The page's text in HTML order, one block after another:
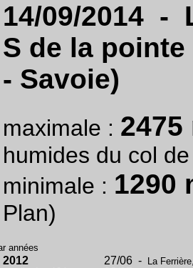
14/09/2014 -
S de la
- Savoie)
maximale : 2475
humides du col
minimale : 1290
Plan)
années
2012 27/06 - La